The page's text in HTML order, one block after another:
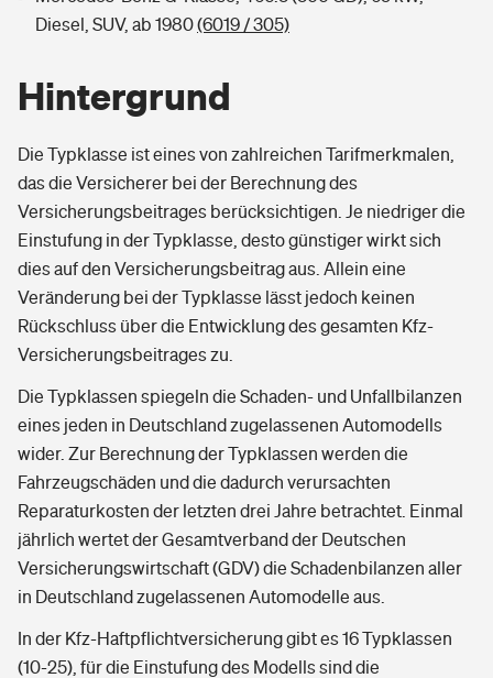
Diesel, SUV, ab 1980(6019 / 305)
Hintergrund
Die Typklasse ist eines von zahlreichen Tarifmerkmalen,
das die Versicherer bei der Berechnung des
Versicherungsbeitrages berücksichtigen. Je niedriger die
Einstufung in der Typklasse, desto günstiger wirkt sich
dies auf den Versicherungsbeitrag aus. Allein eine
Veränderung bei der Typklasse lässt jedoch keinen
Rückschluss über die Entwicklung des gesamten Kfz-
Versicherungsbeitrages zu.
Die Typklassen spiegeln die Schaden- und Unfallbilanzen
eines jeden in Deutschland zugelassenen Automodells
wider. Zur Berechnung der Typklassen werden die
Fahrzeugschäden und die dadurch verursachten
Reparaturkosten der letzten drei Jahre betrachtet. Einmal
jährlich wertet der Gesamtverband der Deutschen
Versicherungswirtschaft (GDV) die Schadenbilanzen aller
in Deutschland zugelassenen Automodelle aus.
In der Kfz-Haftpflichtversicherung gibt es 16 Typklassen
(10-25), für die Einstufung des Modells sind die